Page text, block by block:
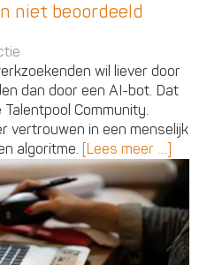
niet beoordeeld
wil liever door
dan door een AI-bot. Dat
Community.
vertrouwen in een menselijk
algoritme. [Lees meer …]